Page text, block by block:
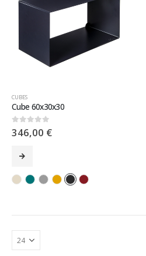
CUBES
Cube 60x30x30
0sur 5
346,00 €